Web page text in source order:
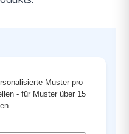
Muster pro
- für Muster über 15